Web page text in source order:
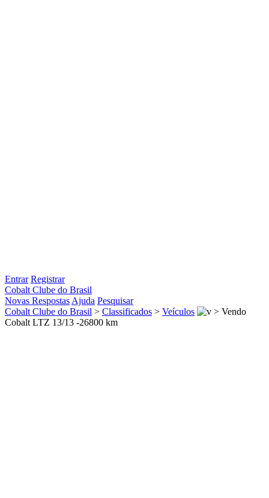
Entrar Registrar
Cobalt Clube do Brasil
Novas Respostas Ajuda Pesquisar
Cobalt Clube do Brasil > Classificados > Veículos > Vendo
Cobalt LTZ 13/13 -26800 km